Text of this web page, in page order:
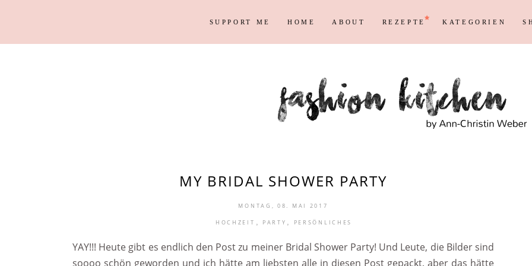
SUPPORT ME HOME ABOUT REZEPTE KATEGORIEN
Persönliches Blogging
Blog
Max
Reisen
Shopping
MY BRIDAL SHOWER PARTY
MONTAG, 08. MAI 2017
HOCHZEIT , PARTY , PERSÖNLICHES
YAY!!! Heute gibt es endlich den Post zu meiner Bridal Shower Party! Und Leute, die Bilder sind
soooo schön geworden und ich hätte am liebsten alle in diesen Post gepackt, aber das hätte